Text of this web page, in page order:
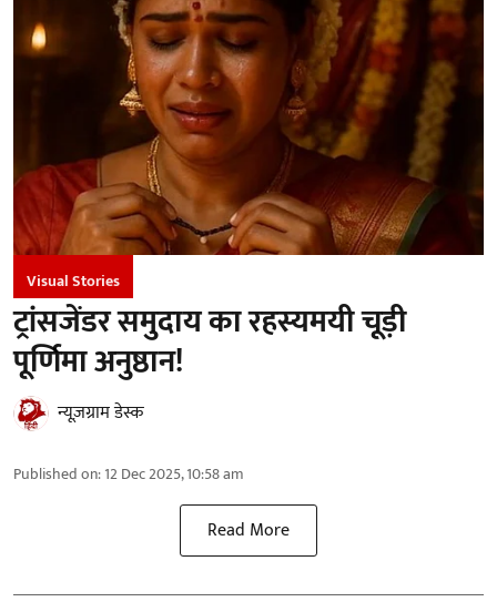
Visual Stories
ट्रांसजेंडर समुदाय का रहस्यमयी चूड़ी
पूर्णिमा अनुष्ठान!
न्यूज़ग्राम डेस्क
Published on:12 Dec 2025, 10:58 am
Read More